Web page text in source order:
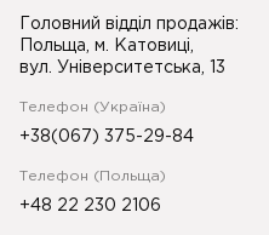
Головний відділ продажів:
Польща, м. Катовиці,
вул. Університетська, 13
Телефон (Україна)
+38(067) 375-29-84
Телефон (Польща)
+48 22 230 2106